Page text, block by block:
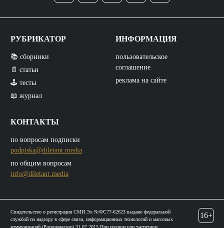
РУБРИКАТОР
📚 сборники
📄 статьи
🕹️ тесты
📖 журнал
КОНТАКТЫ
по вопросам подписки
podpiska@diletant.media
по общим вопросам
info@diletant.media
ИНФОРМАЦИЯ
пользовательское
соглашение
реклама на сайте
Свидетельство о регистрации СМИ Эл №ФС77-62623 выдано федеральной
службой по надзору в сфере связи, информационных технологий и массовых
коммуникаций (Роскомнадзор) 31.07.2015 При полном или частичном
16+